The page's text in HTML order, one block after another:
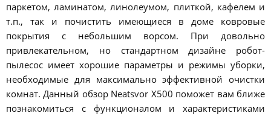
паркетом, ламинатом, линолеумом, плиткой, кафелем и
т.п., так и почистить имеющиеся в доме ковровые
покрытия с небольшим ворсом. При довольно
привлекательном, но стандартном дизайне робот-
пылесос имеет хорошие параметры и режимы уборки,
необходимые для максимально эффективной очистки
комнат. Данный обзор Neatsvor X500 поможет вам ближе
познакомиться с функционалом и характеристиками